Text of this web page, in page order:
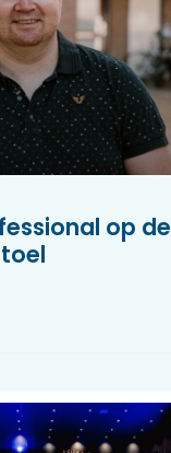
op de